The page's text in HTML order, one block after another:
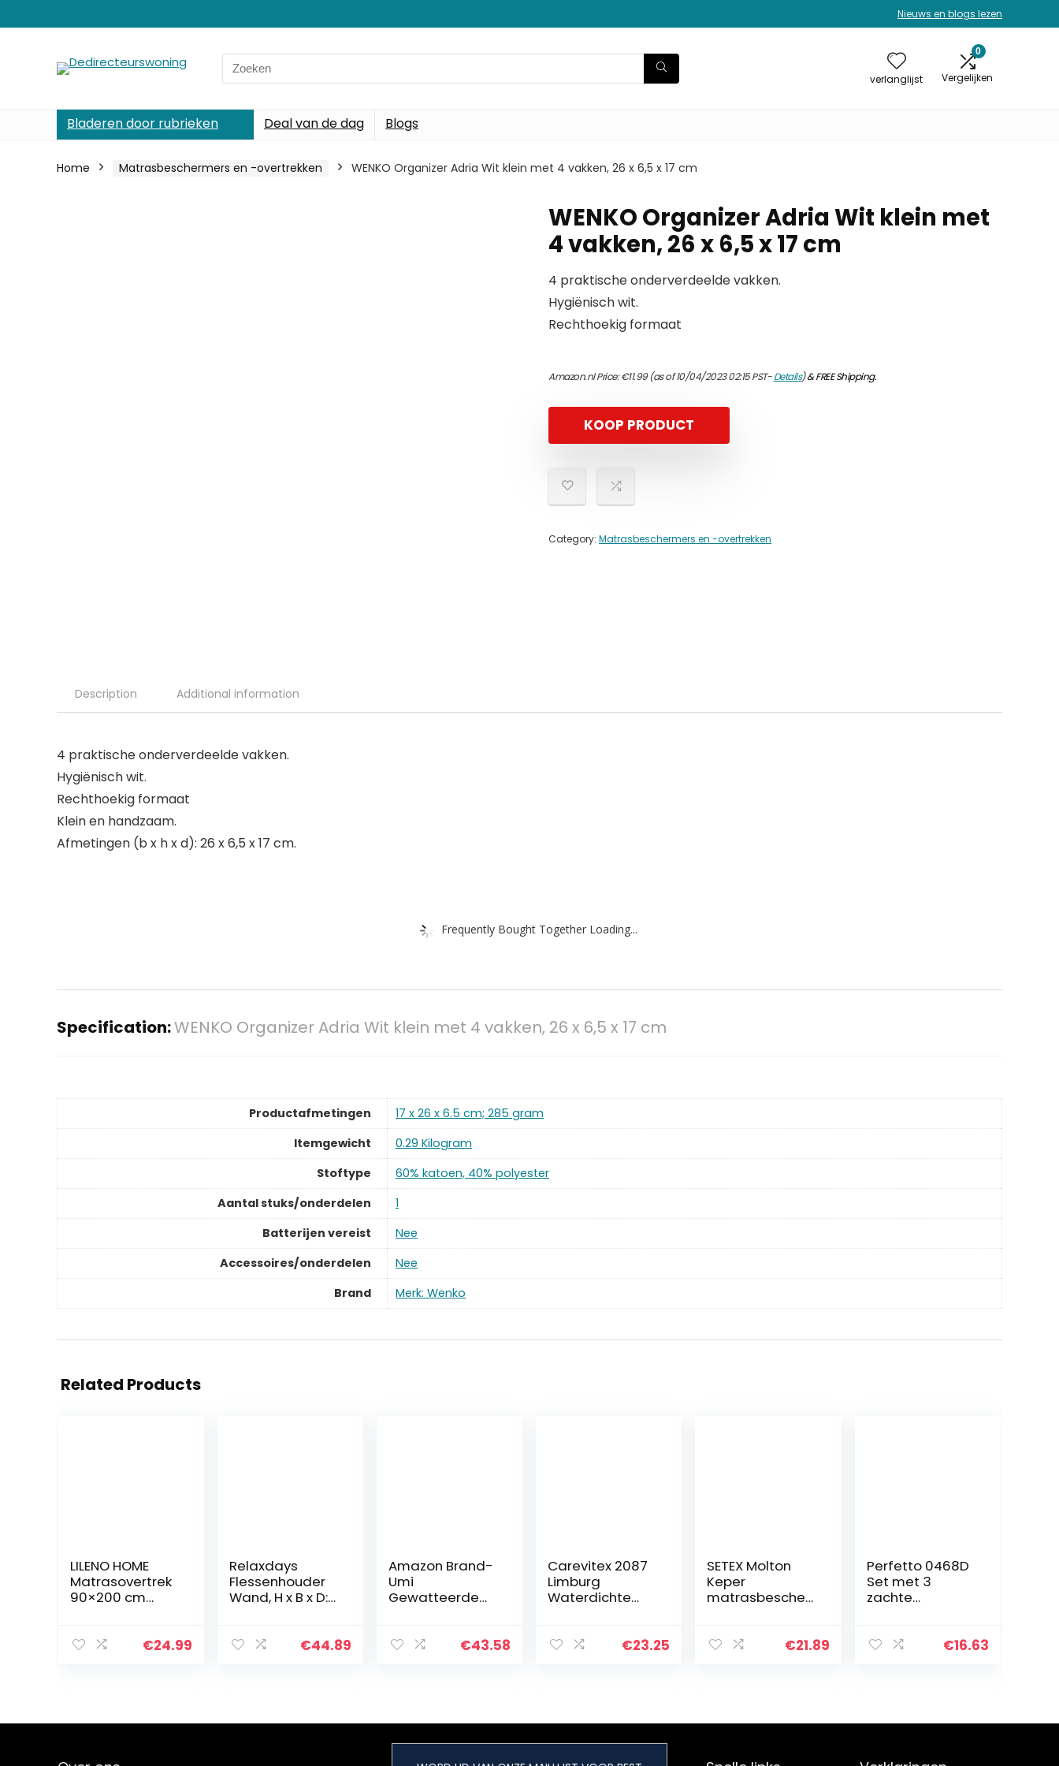
Nieuws en blogs lezen
Search
for:
verlanglijst
0
Vergelijken
Bladeren door rubrieken Deal van de dag Blogs
Home Matrasbeschermers en -overtrekken WENKO Organizer Adria Wit klein met 4 vakken, 26 x 6,5 x 17 cm
WENKO Organizer Adria Wit klein met
4 vakken, 26 x 6,5 x 17 cm
4 praktische onderverdeelde vakken.
Hygiënisch wit.
Rechthoekig formaat
Amazon.nl Price:€11.99(as of 10/04/2023 02:15 PST-Details)&FREE Shipping.
KOOP PRODUCT
Category: Matrasbeschermers en -overtrekken
Description Additional information
4 praktische onderverdeelde vakken.
Hygiënisch wit.
Rechthoekig formaat
Klein en handzaam.
Afmetingen (b x h x d): 26 x 6,5 x 17 cm.
Frequently Bought Together Loading...
Specification:WENKO Organizer Adria Wit klein met 4 vakken, 26 x 6,5 x 17 cm
Productafmetingen
‎17 x 26 x 6.5 cm; 285 gram
Itemgewicht
‎0.29 Kilogram
Stoftype
‎60% katoen, 40% polyester
Aantal stuks/onderdelen
‎1
Batterijen vereist
‎Nee
Accessoires/onderdelen
‎Nee
Brand
Merk: Wenko
Related Products
LILENO HOME
Matrasovertrek
90×200 cm
matrasbescher
een…
€24.99
Relaxdays
Flessenhouder
Wand, H x B x D:
Jenever,
€44.89
Amazon Brand-
Umi
Gewatteerde
Huismijtwerend
€43.58
Carevitex 2087
Limburg
Waterdichte
verpakt (1 x 1€23.25
SETEX Molton
Keper
matrasbescher
100% katoen,€21.89
Perfetto 0468D
Set met 3
zachte
kunststof
€16.63